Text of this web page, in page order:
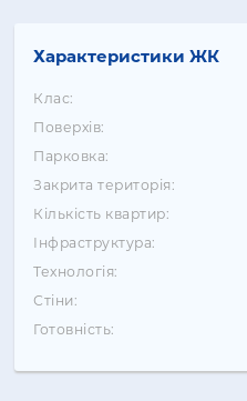
Характеристики ЖК
Клас:
Поверхів:
Парковка:
Закрита територія:
Кількість квартир:
Інфраструктура:
Технологія:
Стіни:
Готовність: